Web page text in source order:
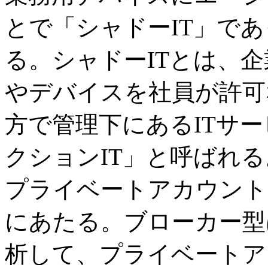
とで「シャドーIT」で
る。シャドーITとは、
やデバイスを社員が許
方で管理下にあるITサ
クションIT」と呼ばれ
プライベートアカウン
にあたる。ブローカー
析して、プライベート